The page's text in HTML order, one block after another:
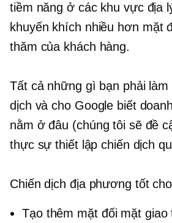
tiềm năng ở các khu vực địa
khuyến khích nhiều hơn mặt
thăm của khách hàng.
Tất cả những gì bạn phải làm
dịch và cho Google biết
nằm ở đâu (chúng tôi sẽ đề
thực sự thiết lập chiến dịch
Chiến dịch địa phương tốt
Tạo thêm mặt đối mặt giao